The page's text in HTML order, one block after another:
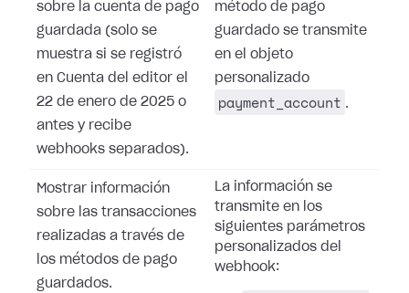
sobre la cuenta de pago
guardada (solo se
muestra si se registró
en Cuenta del editor el
22 de enero de 2025 o
antes y recibe
webhooks separados).
método de pago
guardado se transmite
en el objeto
personalizado
payment_account .
Mostrar información
sobre las transacciones
realizadas a través de
los métodos de pago
guardados.
La información se
transmite en los
siguientes parámetros
personalizados del
webhook: